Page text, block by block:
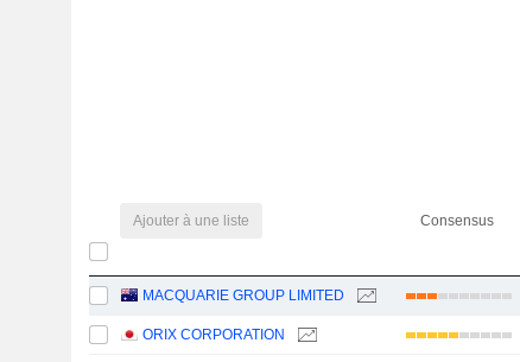
Ajouter à une liste Consensus
MACQUARIE GROUP LIMITED
ORIX CORPORATION